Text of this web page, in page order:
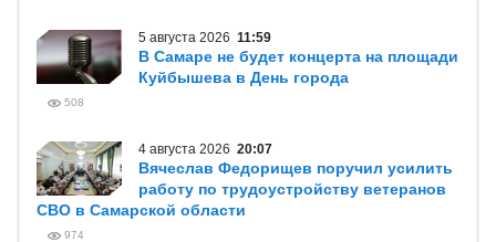
5 августа 2026 11:59
В Самаре не будет концерта на площади
Куйбышева в День города
508
4 августа 2026 20:07
Вячеслав Федорищев поручил усилить
работу по трудоустройству ветеранов
СВО в Самарской области
974